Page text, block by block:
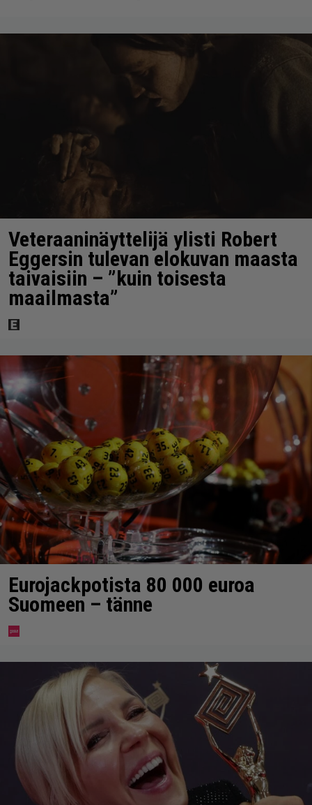
Veteraaninäyttelijä ylisti Robert
Eggersin tulevan elokuvan maasta
taivaisiin – ”kuin toisesta
maailmasta”
Eurojackpotista 80 000 euroa
Suomeen – tänne